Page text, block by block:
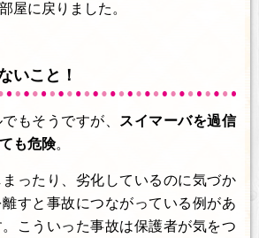
屋に戻りました。
いこと！
もそうですが、 スイマーバを過信
も危険。
ったり、劣化しているのに気づか
すと事故につながっている例があ
こういった事故は保護者が気をつ